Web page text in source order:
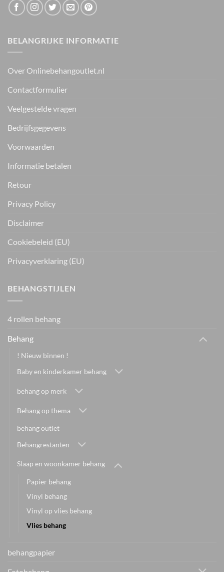
BELANGRIJKE INFORMATIE
Over Onlinebehangoutlet.nl
Contactformulier
Veelgestelde vragen
Bedrijfsgegevens
Voorwaarden
Informatie betalen
Retour
Privacy Policy
Disclaimer
Cookiebeleid (EU)
Privacyverklaring (EU)
BEHANGSTIJLEN
4 rollen behang
Behang
! Nieuw binnen !
Baby en kinderkamer behang
behang op merk
Behang op thema
behang outlet
Behangrestanten
Slaap en woonkamer behang
Papier behang
Vinyl behang
Vinyl op vlies behang
Vlies behang
behangpapier